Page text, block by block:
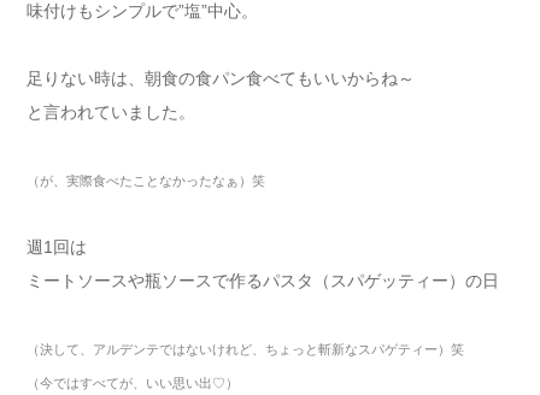
味付けもシンプルで”塩”中心。
足りない時は、朝食の食パン食べてもいいからね～
と言われていました。
（が、実際食べたことなかったなぁ）笑
週1回は
ミートソースや瓶ソースで作るパスタ（スパゲッティー）の日
（決して、アルデンテではないけれど、ちょっと斬新なスパゲティー）笑
（今ではすべてが、いい思い出♡）